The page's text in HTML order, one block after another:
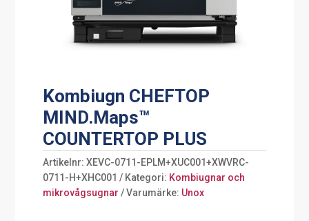
Kombiugn CHEFTOP
MIND.Maps™
COUNTERTOP PLUS
Artikelnr:XEVC-0711-EPLM+XUC001+XWVRC-
0711-H+XHC001
Kategori: Kombiugnar och
mikrovågsugnar
Varumärke: Unox